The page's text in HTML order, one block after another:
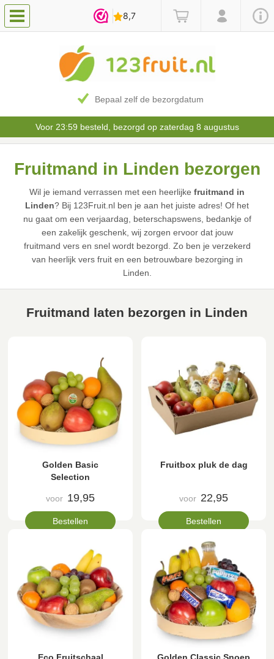
Bepaal zelf de bezorgdatum
Voor 23:59 besteld, bezorgd op zaterdag 8 augustus
Fruitmand in Linden bezorgen
Wil je iemand verrassen met een heerlijke fruitmand in
Linden? Bij 123Fruit.nl ben je aan het juiste adres! Of het
nu gaat om een verjaardag, beterschapswens, bedankje of
een zakelijk geschenk, wij zorgen ervoor dat jouw
fruitmand vers en snel wordt bezorgd. Zo ben je verzekerd
van heerlijk vers fruit en een betrouwbare bezorging in
Linden.
Fruitmand laten bezorgen in Linden
Golden Basic
Selection
voor 19,95
Bestellen
Fruitbox pluk de dag
voor 22,95
Bestellen